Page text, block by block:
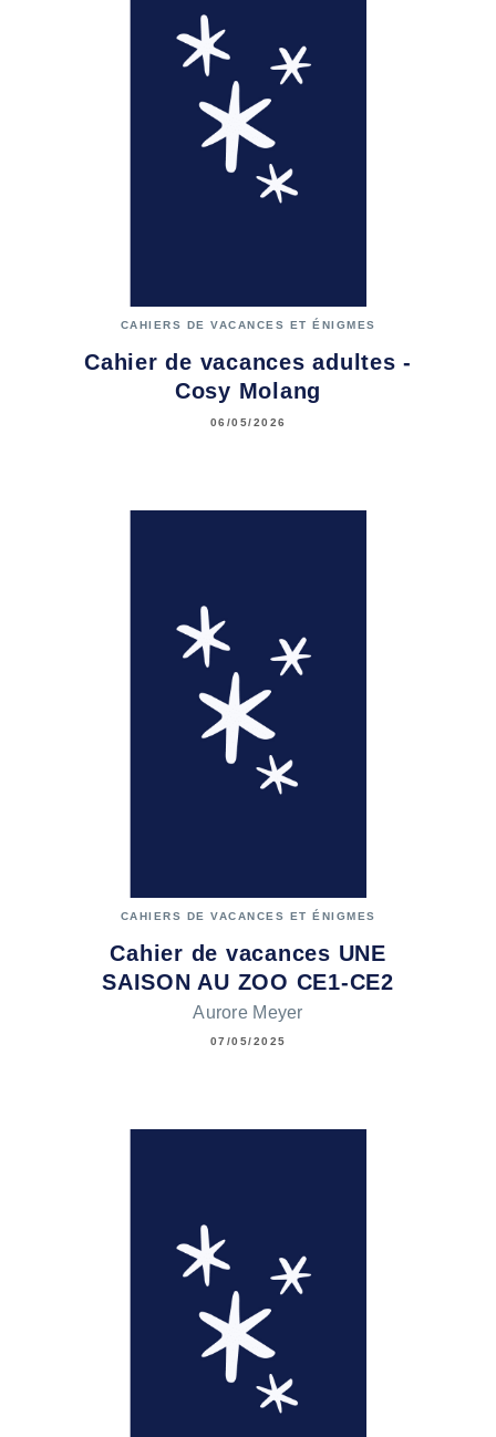
CAHIERS DE VACANCES ET ÉNIGMES
Cahier de vacances adultes -
Cosy Molang
06/05/2026
CAHIERS DE VACANCES ET ÉNIGMES
Cahier de vacances UNE
SAISON AU ZOO CE1-CE2
Aurore Meyer
07/05/2025